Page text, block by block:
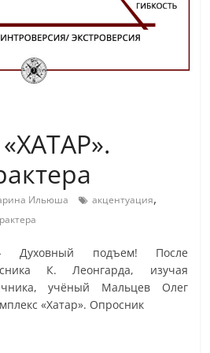
Ильюша акцентуация,
Духовный подъем! После
К. Леонгарда, изучая
учёный Мальцев Олег
«Хатар». Опросник